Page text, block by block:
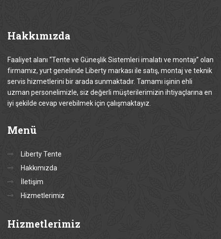
Hakkımızda
Faaliyet alanı “Tente ve Güneşlik Sistemleri imalatı ve montajı” olan
firmamız, yurt genelinde Liberty markası ile satış, montaj ve teknik
servis hizmetlerini bir arada sunmaktadır. Tamamı işinin ehli
uzman personelimizle, siz değerli müşterilerimizin ihtiyaçlarına en
iyi şekilde cevap verebilmek için çalışmaktayız.
Menü
Liberty Tente
Hakkımızda
İletişim
Hizmetlerimiz
Hizmetlerimiz